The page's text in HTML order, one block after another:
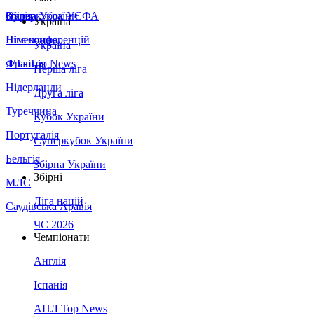
Збірна України
Італія
Німеччина
Франція
Нідерланди
Туреччина
Португалія
Бельгія
МЛС
Саудівська Аравія
Суперкубок УЄФА
Ліга конференцій
ЛЧ - Top News
Україна
Україна
Перша ліга
Друга ліга
Кубок України
Суперкубок України
Збірна України
Збірні
Ліга націй
ЧС 2026
Чемпіонати
Англія
Іспанія
АПЛ Top News